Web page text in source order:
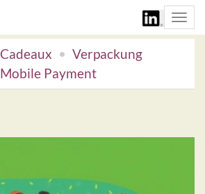
Cadeaux
Verpackung
Mobile Payment